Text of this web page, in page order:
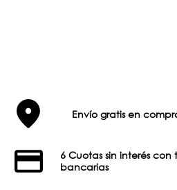
Envío gratis en
6 Cuotas sin interés
bancarias